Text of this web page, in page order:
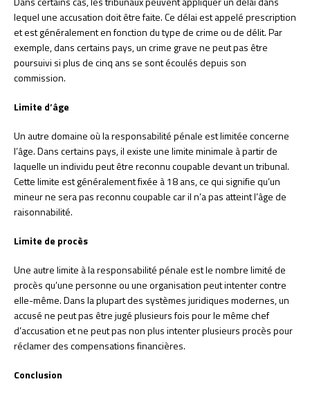
lequel une accusation doit être faite. Ce délai est appelé prescription
et est généralement en fonction du type de crime ou de délit. Par
exemple, dans certains pays, un crime grave ne peut pas être
poursuivi si plus de cinq ans se sont écoulés depuis son
commission.
Limite d’âge
Un autre domaine où la responsabilité pénale est limitée concerne
l’âge. Dans certains pays, il existe une limite minimale à partir de
laquelle un individu peut être reconnu coupable devant un tribunal.
Cette limite est généralement fixée à 18 ans, ce qui signifie qu’un
mineur ne sera pas reconnu coupable car il n’a pas atteint l’âge de
raisonnabilité.
Limite de procès
Une autre limite à la responsabilité pénale est le nombre limité de
procès qu’une personne ou une organisation peut intenter contre
elle-même. Dans la plupart des systèmes juridiques modernes, un
accusé ne peut pas être jugé plusieurs fois pour le même chef
d’accusation et ne peut pas non plus intenter plusieurs procès pour
réclamer des compensations financières.
Conclusion